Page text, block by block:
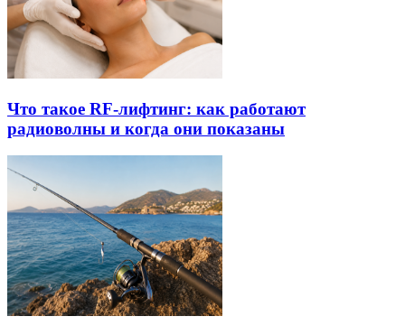
Что такое RF-лифтинг: как работают
радиоволны и когда они показаны